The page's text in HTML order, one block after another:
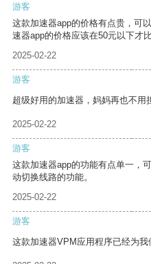
游客
这款加速器app的价格有点贵，可
速器app的价格应该在50元以下才比
2025-02-22
游客
超级好用的加速器，妈妈再也不用
2025-02-22
游客
这款加速器app的功能有点单一，
动切换线路的功能。
2025-02-22
游客
这款加速器VPM应用程序已经为我